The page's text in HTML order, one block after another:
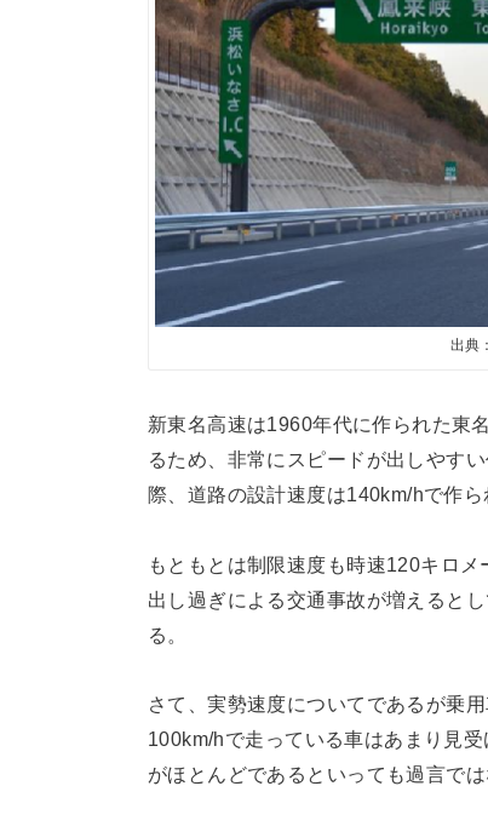
出典
新東名高速は1960年代に作られた東
るため、非常にスピードが出しやす
際、道路の設計速度は140km/hで作ら
もともとは制限速度も時速120キロ
出し過ぎによる交通事故が増えると
る。
さて、実勢速度についてであるが乗
100km/hで走っている車はあまり見
がほとんどであるといっても過言では